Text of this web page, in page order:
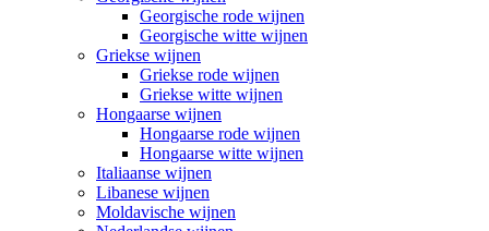
Georgische rode wijnen
Georgische witte wijnen
Griekse wijnen
Griekse rode wijnen
Griekse witte wijnen
Hongaarse wijnen
Hongaarse rode wijnen
Hongaarse witte wijnen
Italiaanse wijnen
Libanese wijnen
Moldavische wijnen